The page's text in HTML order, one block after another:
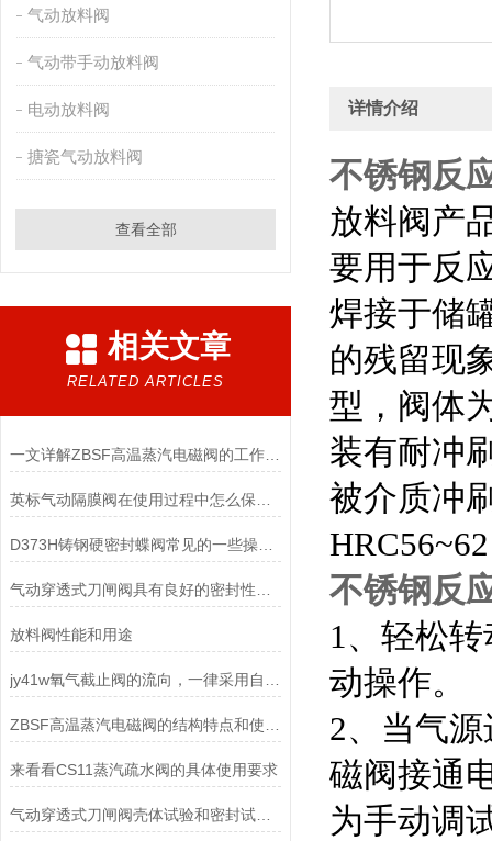
气动放料阀
气动带手动放料阀
电动放料阀
搪瓷气动放料阀
查看全部
相关文章
RELATED ARTICLES
一文详解ZBSF高温蒸汽电磁阀的工作原理和特点
D373H铸钢硬密封蝶阀常见的一些操作问题
放料阀性能和用途
来看看CS11蒸汽疏水阀的具体使用要求
气动穿透式刀闸阀壳体试验和密封试验分析
详情介绍
不锈钢反
放料阀产
要用于反
焊接于储
的残留现
型，阀体
装有耐冲
被介质冲
不锈钢反
1、轻松
动操作。
2、当气
磁阀接通
为手动调